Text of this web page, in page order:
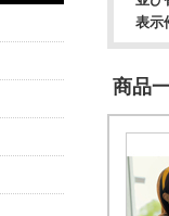
表示
商品